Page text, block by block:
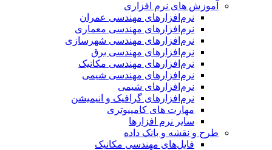
آموزش های نرم افزاری
نرم‌افزارهای مهندسی عمران
نرم‌افزارهای مهندسی معماری
نرم‌افزارهای مهندسی شهرسازی
نرم‌افزارهای مهندسی برق
نرم‌افزارهای مهندسی مکانیک
نرم‌افزارهای مهندسی شیمی
نرم‌افزارهای شیمی
نرم‌افزارهای گرافیک و انیمیشن
مهارت های کامپیوتری
سایر نرم افزارها
طرح و نقشه و بانک داده
فایل‌های مهندسی مکانیک